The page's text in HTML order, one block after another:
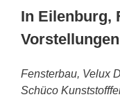
In Eilenburg,
Fensterbau, Velux
Schüco